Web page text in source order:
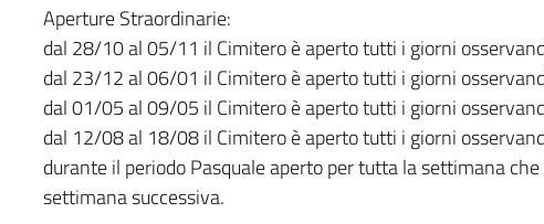
Aperture Straordinarie:
dal 28/10 al 05/11 il Cimitero è aperto tutti i giorni
dal 23/12 al 06/01 il Cimitero è aperto tutti i giorni
dal 01/05 al 09/05 il Cimitero è aperto tutti i giorni
dal 12/08 al 18/08 il Cimitero è aperto tutti i giorni
durante il periodo Pasquale aperto per tutta la settimana
settimana successiva.